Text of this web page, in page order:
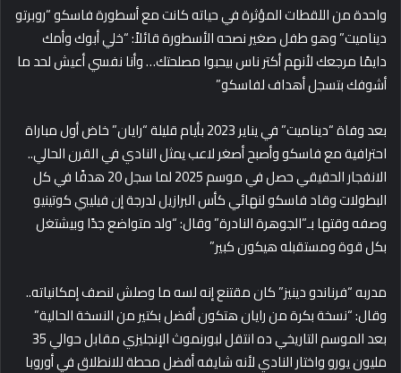
واحدة من اللقطات المؤثرة في حياته كانت مع أسطورة فاسكو “روبرتو
ديناميت” وهو طفل صغير نصحه الأسطورة قائلاً: “خلي أبوك وأمك
دايمًا مرجعك لأنهم أكتر ناس بيحبوا مصلحتك… وأنا نفسي أعيش لحد ما
أشوفك بتسجل أهداف لفاسكو”
بعد وفاة “ديناميت” في يناير 2023 بأيام قليلة “رايان” خاض أول مباراة
احترافية مع فاسكو وأصبح أصغر لاعب يمثل النادي في القرن الحالي..
الانفجار الحقيقي حصل في موسم 2025 لما سجل 20 هدفًا في كل
البطولات وقاد فاسكو لنهائي كأس البرازيل لدرجة إن فيليبي كوتينيو
وصفه وقتها بـ”الجوهرة النادرة” وقال: “ولد متواضع جدًا وبيشتغل
بكل قوة ومستقبله هيكون كبير”
مدربه “فرناندو دينيز” كان مقتنع إنه لسه ما وصلش لنصف إمكانياته..
وقال: “نسخة بكرة من رايان هتكون أفضل بكتير من النسخة الحالية”
بعد الموسم التاريخي ده انتقل لبورنموث الإنجليزي مقابل حوالي 35
مليون يورو واختار النادي لأنه شايفه أفضل محطة للانطلاق في أوروبا